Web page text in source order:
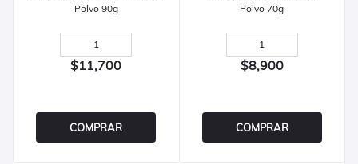
Polvo 90g
$11,700
COMPRAR
Polvo 70g
$8,900
COMPRAR